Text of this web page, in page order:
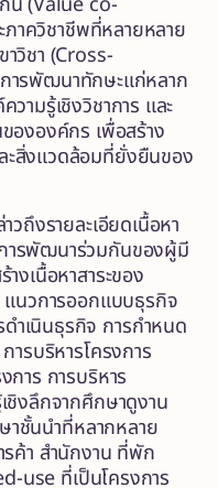
ภาควิชาชีพที่หลายหลาย
วิชา (Cross-
รพัฒนาทักษะแก่หลาก
ามรู้เชิงวิชาการ และ
ององค์กร เพื่อสร้าง
สิ่งแวดล้อมที่ยั่งยืนของ
ถึงรายละเอียดเนื้อหา
ารพัฒนาร่วมกันของผู้มี
งเนื้อหาสาระของ
แนวการออกแบบธุรกิจ
ำเนินธุรกิจ การกำหนด
ารบริหารโครงการ
การ การบริหาร
ชิงลึกจากศึกษาดูงาน
ชั้นนำที่หลากหลาย
รค้า สำนักงาน ที่พัก
use ที่เป็นโครงการ